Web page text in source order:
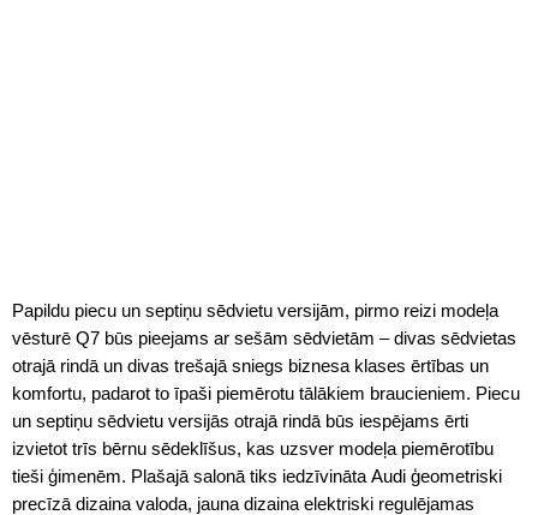
Papildu piecu un septiņu sēdvietu versijām, pirmo reizi modeļa
vēsturē Q7 būs pieejams ar sešām sēdvietām – divas sēdvietas
otrajā rindā un divas trešajā sniegs biznesa klases ērtības un
komfortu, padarot to īpaši piemērotu tālākiem braucieniem. Piecu
un septiņu sēdvietu versijās otrajā rindā būs iespējams ērti
izvietot trīs bērnu sēdeklīšus, kas uzsver modeļa piemērotību
tieši ģimenēm. Plašajā salonā tiks iedzīvināta Audi ģeometriski
precīzā dizaina valoda, jauna dizaina elektriski regulējamas